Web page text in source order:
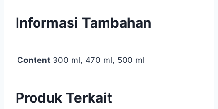
Informasi Tambahan
Content 300 ml, 470 ml, 500 ml
Produk Terkait